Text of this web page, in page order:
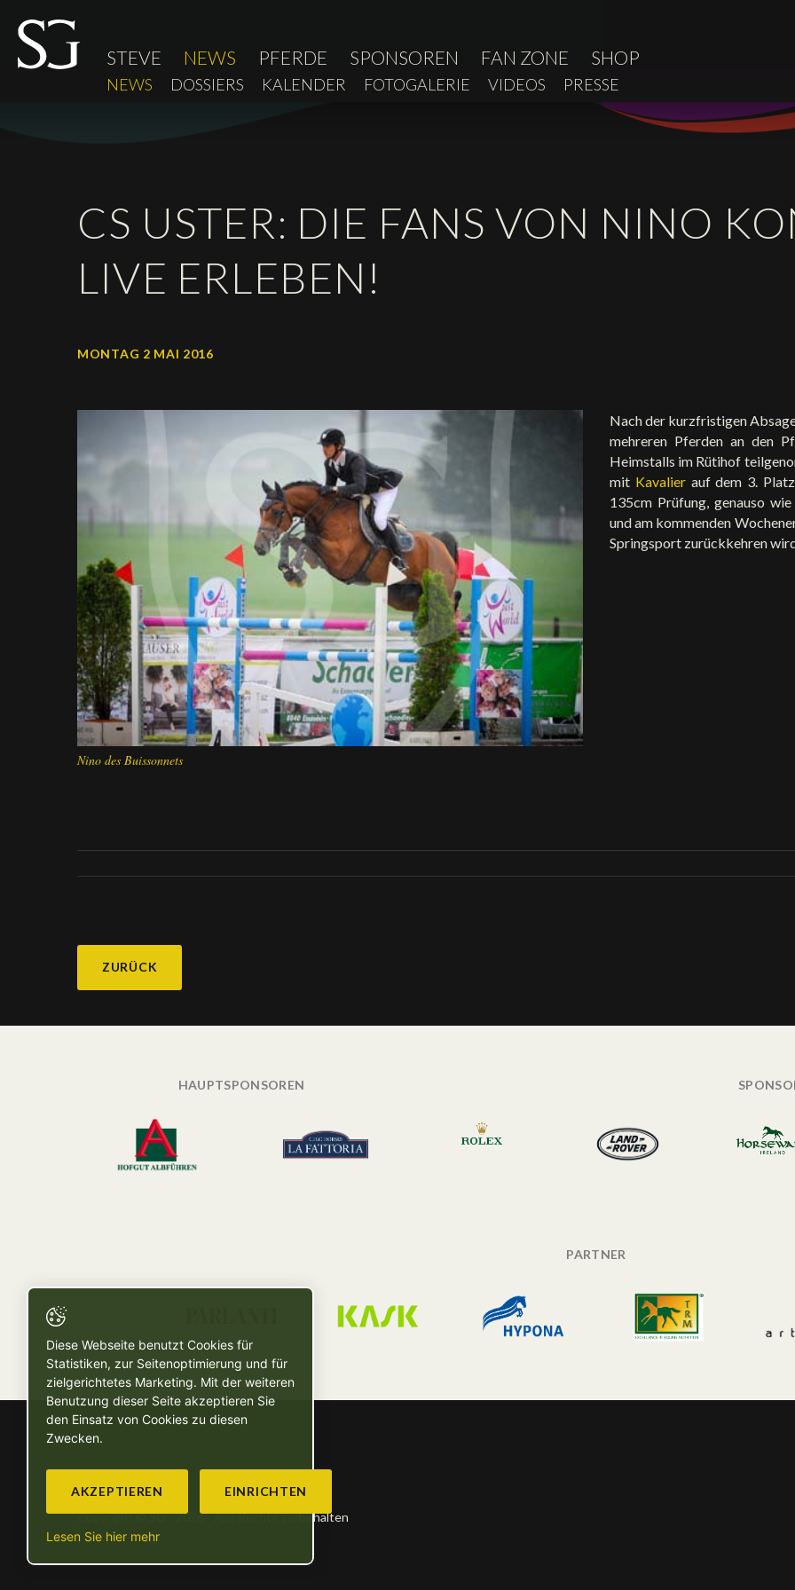
STEVE NEWS PFERDE SPONSOREN FAN ZONE SHOP
NEWS DOSSIERS KALENDER FOTOGALERIE VIDEOS PRESSE
CS USTER: DIE FANS VON NINO
LIVE ERLEBEN!
MONTAG 2 MAI 2016
Nino des Buissonnets
Nach der kurzfristigen
mehreren Pferden an den
Heimstalls im Rütihof
mit Kavalierauf dem 3.
135cm Prüfung, genauso
und am kommenden
Springsport zurückkehren
ZURÜCK
HAUPTSPONSOREN
PARTNER
Copyright © SG - 2026 - Alle Rechte vorbehalten
Diese Webseite benutzt Cookies für
Statistiken, zur Seitenoptimierung und für
zielgerichtetes Marketing. Mit der weiteren
Benutzung dieser Seite akzeptieren Sie
den Einsatz von Cookies zu diesen
Zwecken.
AKZEPTIEREN EINRICHTEN
Lesen Sie hier mehr